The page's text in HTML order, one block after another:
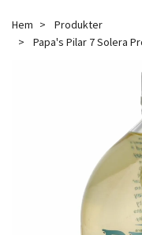
Hem
Produkter
Papa's Pilar 7 Solera